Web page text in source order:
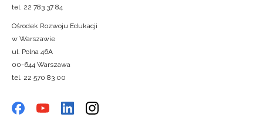
tel. 22 783 37 84
Ośrodek Rozwoju Edukacji
w Warszawie
ul. Polna 46A
00-644 Warszawa
tel. 22 570 83 00